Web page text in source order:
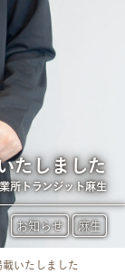
たしました
所トランジット麻生
お知らせ 麻生
いたしました